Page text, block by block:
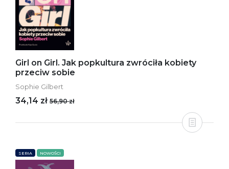
Girl on Girl. Jak popkultura zwróciła kobiety
przeciw sobie
Sophie Gilbert
34,14 zł 56,90 zł
SERIA NOWOŚCI